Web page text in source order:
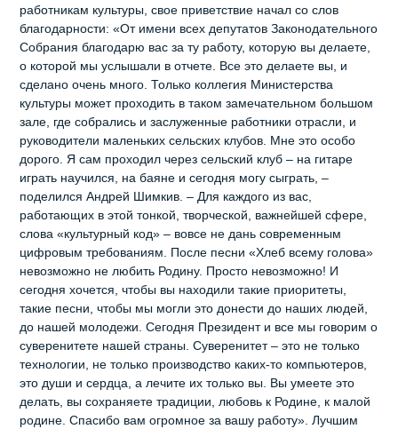
работникам культуры, свое приветствие начал со слов
благодарности: «От имени всех депутатов Законодательного
Собрания благодарю вас за ту работу, которую вы делаете,
о которой мы услышали в отчете. Все это делаете вы, и
сделано очень много. Только коллегия Министерства
культуры может проходить в таком замечательном большом
зале, где собрались и заслуженные работники отрасли, и
руководители маленьких сельских клубов. Мне это особо
дорого. Я сам проходил через сельский клуб – на гитаре
играть научился, на баяне и сегодня могу сыграть, –
поделился Андрей Шимкив. – Для каждого из вас,
работающих в этой тонкой, творческой, важнейшей сфере,
слова «культурный код» – вовсе не дань современным
цифровым требованиям. После песни «Хлеб всему голова»
невозможно не любить Родину. Просто невозможно! И
сегодня хочется, чтобы вы находили такие приоритеты,
такие песни, чтобы мы могли это донести до наших людей,
до нашей молодежи. Сегодня Президент и все мы говорим о
суверенитете нашей страны. Суверенитет – это не только
технологии, не только производство каких-то компьютеров,
это души и сердца, а лечите их только вы. Вы умеете это
делать, вы сохраняете традиции, любовь к Родине, к малой
родине. Спасибо вам огромное за вашу работу». Лучшим